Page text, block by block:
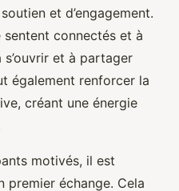
et d’engagement.
connectés et à
s’ouvrir et à partager
également renforcer la
créant une énergie
motivés, il est
premier échange. Cela